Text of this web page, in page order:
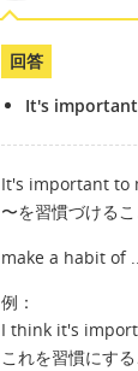
回答
It's
It's important to
〜を習慣づけるこ
make a habit of
例：
I think it's
これを習慣にす